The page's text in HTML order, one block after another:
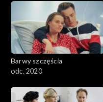
Barwy szczęścia
odc. 2020